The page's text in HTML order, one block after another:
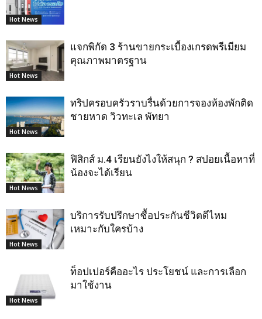
Hot News
Hot News
แจกพิกัด 3 ร้านขายกระเบื้องเกรดพรีเมียม
คุณภาพมาตรฐาน
Hot News
ทริปครอบครัวราบรื่นด้วยการจองห้องพักติด
ชายหาด วิวทะเล พัทยา
Hot News
ฟิสิกส์ ม.4 เรียนยังไงให้สนุก ? สปอยเนื้อหาที่
น้องจะได้เรียน
Hot News
บริการรับปรึกษาซื้อประกันชีวิตดีไหม
เหมาะกับใครบ้าง
Hot News
ท็อปเปอร์คืออะไร ประโยชน์ และการเลือก
มาใช้งาน